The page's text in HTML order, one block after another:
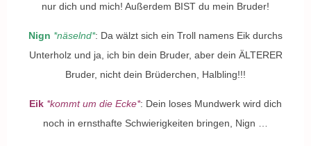
nur dich und mich! Außerdem BIST du mein Bruder!
Nign *näselnd*: Da wälzt sich ein Troll namens Eik durchs
Unterholz und ja, ich bin dein Bruder, aber dein ÄLTERER
Bruder, nicht dein Brüderchen, Halbling!!!
Eik *kommt um die Ecke*: Dein loses Mundwerk wird dich
noch in ernsthafte Schwierigkeiten bringen, Nign …